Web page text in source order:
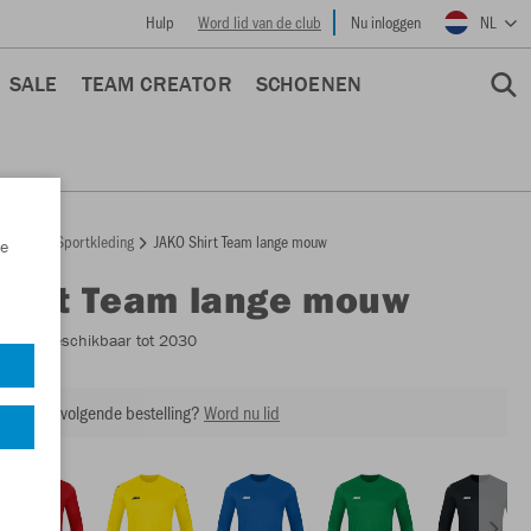
Hulp Word lid van de club Nu inloggen NL
SALE TEAM CREATOR SCHOENEN
Sportkleding JAKO Shirt Team lange mouw
Shirt Team lange mouw
- Beschikbaar tot 2030
op je volgende bestelling?Word nu lid